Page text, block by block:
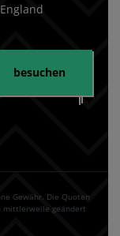
besuchen
Gewähr. Die Quoten
mittlerweile geändert